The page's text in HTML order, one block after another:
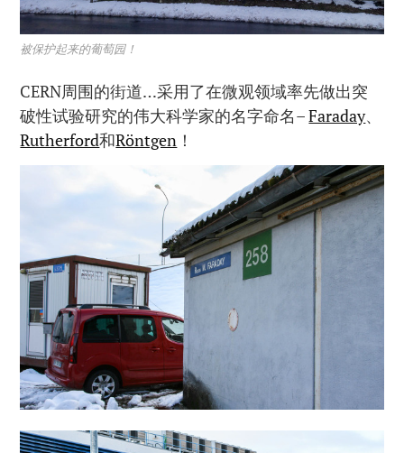
被保护起来的葡萄园！
CERN周围的街道…采用了在微观领域率先做出突
破性试验研究的伟大科学家的名字命名–Faraday、
Rutherford和Röntgen ！